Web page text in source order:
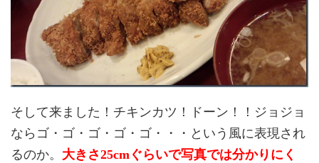
そして来ました！チキンカツ！ドーン！！ジョジョ
ならゴ・ゴ・ゴ・ゴ・ゴ・・・という風に表現され
るのか。 大きさ25cmぐらいで写真では分かりにく